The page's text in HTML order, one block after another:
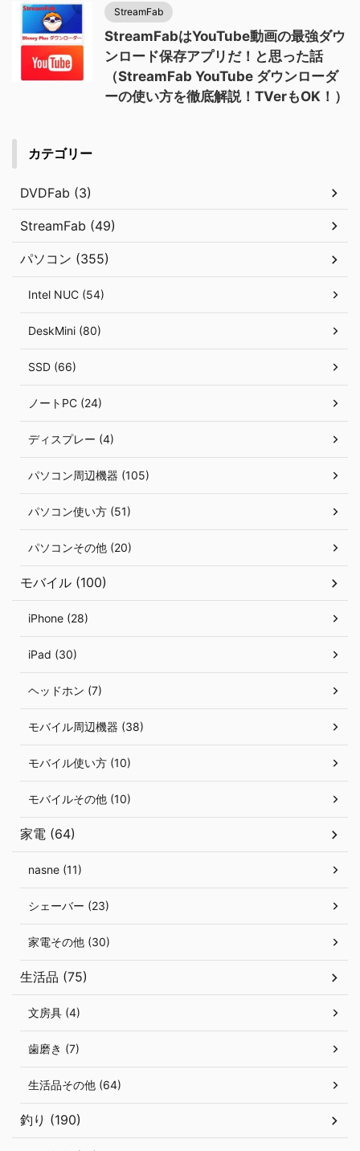
StreamFab
StreamFabはYouTube動画の最強ダウ
ンロード保存アプリだ！と思った話
（StreamFab YouTube ダウンローダ
ーの使い方を徹底解説！TVerもOK！）
カテゴリー
DVDFab (3)
StreamFab (49)
パソコン (355)
Intel NUC (54)
DeskMini (80)
SSD (66)
ノートPC (24)
ディスプレー (4)
パソコン周辺機器 (105)
パソコン使い方 (51)
パソコンその他 (20)
モバイル (100)
iPhone (28)
iPad (30)
ヘッドホン (7)
モバイル周辺機器 (38)
モバイル使い方 (10)
モバイルその他 (10)
家電 (64)
nasne (11)
シェーバー (23)
家電その他 (30)
生活品 (75)
文房具 (4)
歯磨き (7)
生活品その他 (64)
釣り (190)